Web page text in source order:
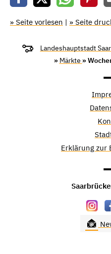
» Seite vorlesen | » Seite
Landeshauptstadt
» Märkte »
Erklärung zur